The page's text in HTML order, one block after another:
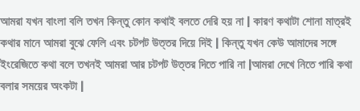
আমরা যখন বাংলা বলি তখন কিন্তু কোন কথাই বলতে দেরি হয় না | কারণ কথাটা শোনা মাত্রই
কথার মানে আমরা বুঝে ফেলি এবং চটপট উত্তর দিয়ে দিই | কিন্তু যখন কেউ আমাদের সঙ্গে
ইংরেজিতে কথা বলে তখনই আমরা আর চটপট উত্তর দিতে পারি না |আমরা দেখে নিতে পারি কথা
বলার সময়ের অংকটা |